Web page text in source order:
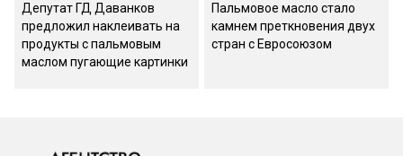
Депутат ГД Даванков
предложил наклеивать на
продукты с пальмовым
маслом пугающие картинки
Пальмовое масло стало
камнем преткновения двух
стран с Евросоюзом